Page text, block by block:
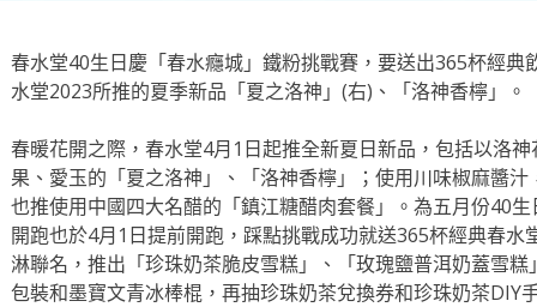
春水堂40生日慶「春水癮城」鐵粉挑戰賽，要送出365杯經典
水堂2023所推的夏季新品「夏之洛神」(右)、「洛神香檸」。
春暖花開之際，春水堂4月1日起推全新夏日新品，包括以洛
果、愛玉的「夏之洛神」、「洛神香檸」；使用川味椒麻醬
也推使用中國四大名醋的「鎮江糖醋肉套餐」。為五月份40
開跑也於4月1日提前開跑，踩點挑戰成功就送365杯經典春水
淋聯名，推出「珍珠奶茶脆皮雪糕」、「玫瑰鹽普洱奶蓋雪
包裝和墨寶文青冰棒棍，再抽珍珠奶茶兌換券和珍珠奶茶DIY